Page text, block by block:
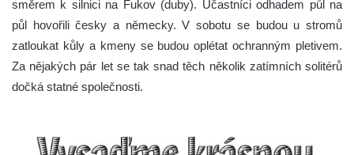
směrem k silnici na Fukov (duby). Účastníci odhadem půl na
půl hovořili česky a německy. V sobotu se budou u stromů
zatloukat kůly a kmeny se budou oplétat ochranným pletivem.
Za nějakých pár let se tak snad těch několik zatímních solitérů
dočká statné společnosti.